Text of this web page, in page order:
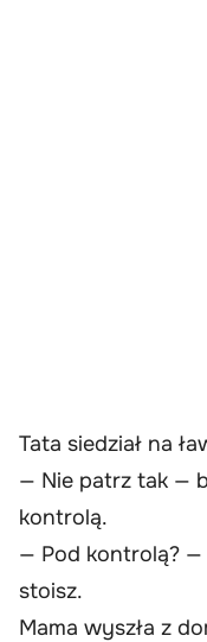
Tata siedział na
— Nie patrz tak —
kontrolą.
— Pod kontrolą? —
stoisz.
Mama wyszła z